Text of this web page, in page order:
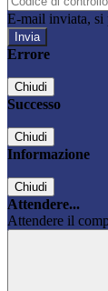
E-mail inviata, si
Errore
Chiudi
Successo
Chiudi
Informazione
Chiudi
Attendere...
Attendere il